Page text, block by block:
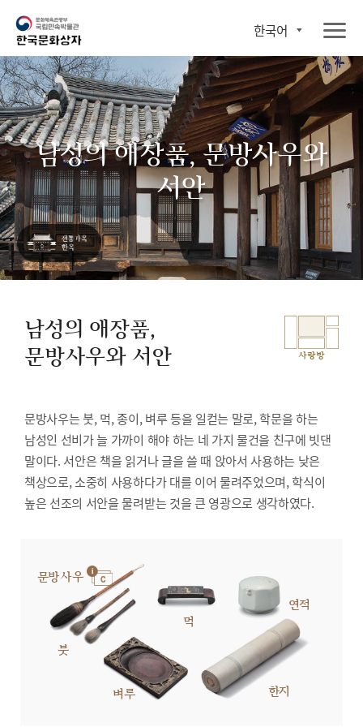
한국어
남성의 애장품, 문방사우와
서안
남성의 애장품,
문방사우와 서안
사랑방
문방사우는 붓, 먹, 종이, 벼루 등을 일컫는 말로, 학문을 하는
남성인 선비가 늘 가까이 해야 하는 네 가지 물건을 친구에 빗댄
말이다. 서안은 책을 읽거나 글을 쓸 때 앉아서 사용하는 낮은
책상으로, 소중히 사용하다가 대를 이어 물려주었으며, 학식이
높은 선조의 서안을 물려받는 것을 큰 영광으로 생각하였다.
문방사우
붓
먹
연적
벼루 한지